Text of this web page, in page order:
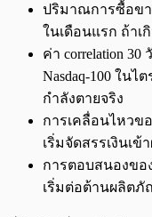
ปริมาณการซื้อขาย
ในเดือนแรก ถ้าเ
ค่า correlation
Nasdaq-100 ในไ
กำลังตายจริง
การเคลื่อนไหวข
เริ่มจัดสรรเงินเ
การตอบสนองขอ
เริ่มต่อต้านผลิตภั